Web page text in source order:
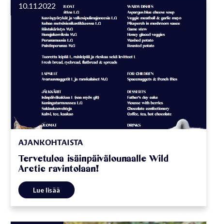
10.11.2022
AJANKOHTAISTA
Tervetuloa isäinpäivälounaalle Wild
Arctic ravintolaan!
Lue lisää